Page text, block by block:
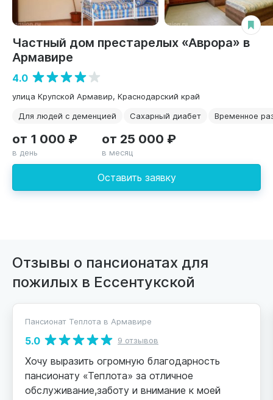
Частный дом престарелых «Аврора» в
Армавире
4.0
улица Крупской Армавир, Краснодарский край
Для людей с деменцией
Сахарный диабет Временное
Оставить заявку
от 1 000 ₽
в день
от 25 000 ₽
в месяц
Отзывы о пансионатах для
пожилых в Ессентукской
Пансионат Теплота в Армавире
5.0 9 отзывов
Хочу выразить огромную благодарность
пансионату «Теплота» за отличное
обслуживание,заботу и внимание к моей